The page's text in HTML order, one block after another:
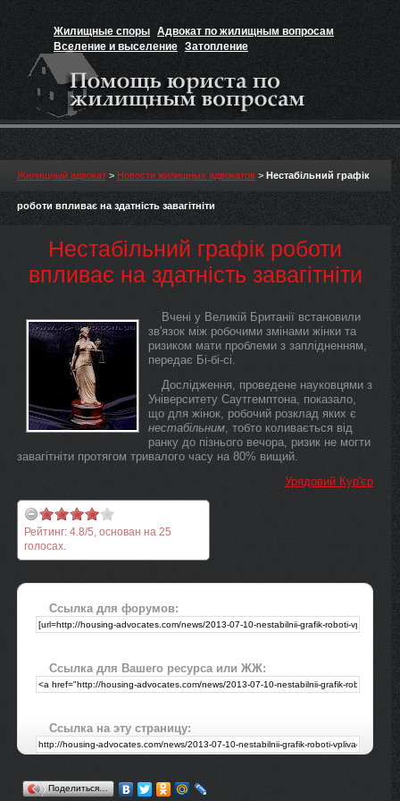
Жилищные споры Адвокат по жилищным вопросам
Вселение и выселение Затопление
Признание прав на жильё
Жилищный адвокат > Новости жилищных адвокатов > Нестабільний графік
роботи впливає на здатність завагітніти
Нестабільний графік роботи
впливає на здатність завагітніти
Вчені у Великій Британії встановили
зв'язок між робочими змінами жінки та
ризиком мати проблеми з заплідненням,
передає Бі-бі-сі.
Дослідження, проведене науковцями з
Університету Саутгемптона, показало,
що для жінок, робочий розклад яких є
нестабільним, тобто коливається від
ранку до пізнього вечора, ризик не могти
завагітніти протягом тривалого часу на 80% вищий.
Урядовий Кур'єр
Рейтинг: 4.8/5, основан на 25
голосах.
Ссылка для форумов:
Ссылка для Вашего ресурса или ЖЖ:
Ссылка на эту страницу:
Поделиться…